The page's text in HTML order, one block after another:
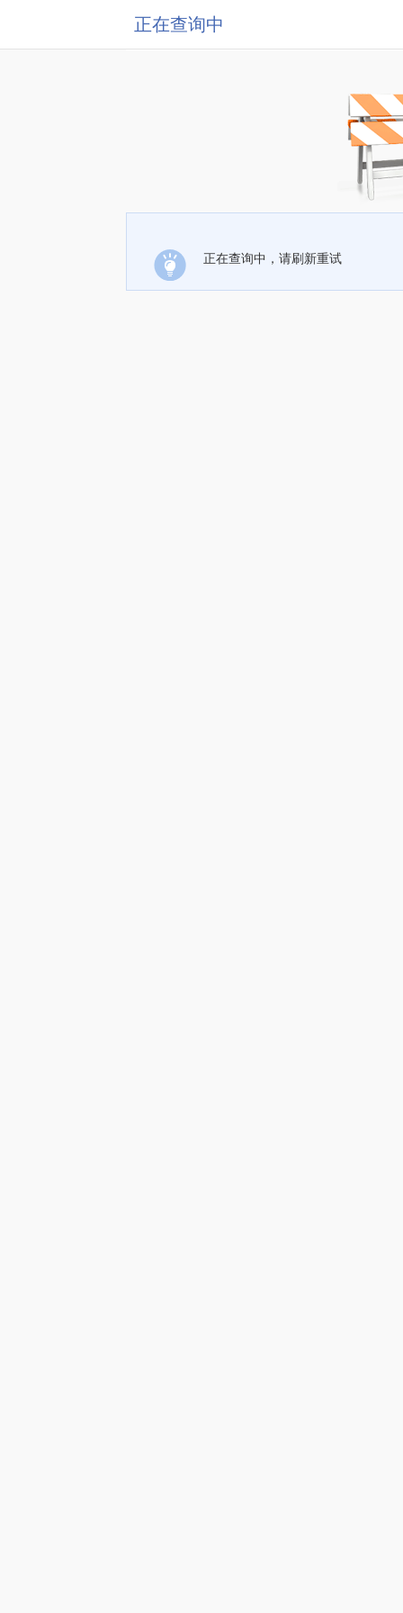
正在查询中
正在查询中，请刷新重试